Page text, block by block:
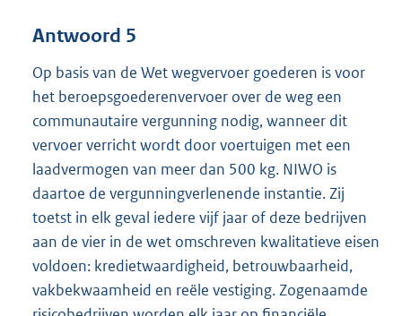
Antwoord 5
Op basis van de Wet wegvervoer goederen is voor
het beroepsgoederenvervoer over de weg een
communautaire vergunning nodig, wanneer dit
vervoer verricht wordt door voertuigen met een
laadvermogen van meer dan 500 kg. NIWO is
daartoe de vergunningverlenende instantie. Zij
toetst in elk geval iedere vijf jaar of deze bedrijven
aan de vier in de wet omschreven kwalitatieve eisen
voldoen: kredietwaardigheid, betrouwbaarheid,
vakbekwaamheid en reële vestiging. Zogenaamde